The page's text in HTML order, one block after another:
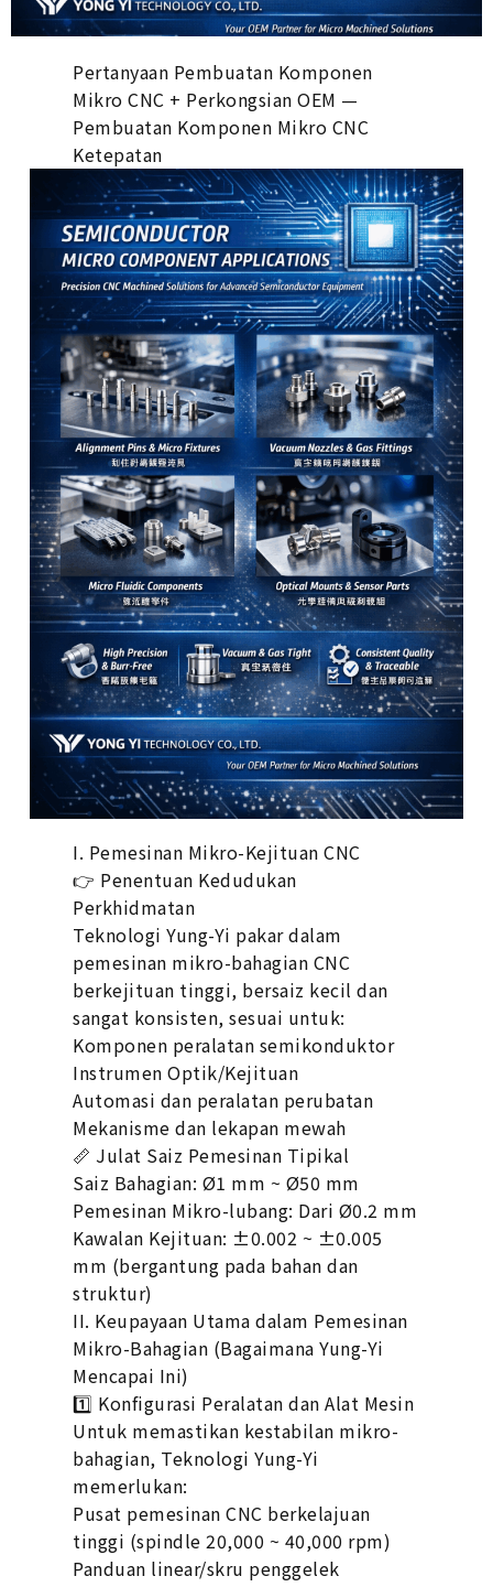
Pertanyaan Pembuatan Komponen
Mikro CNC + Perkongsian OEM —
Pembuatan Komponen Mikro CNC
Ketepatan
I. Pemesinan Mikro-Kejituan CNC
👉 Penentuan Kedudukan
Perkhidmatan
Teknologi Yung-Yi pakar dalam
pemesinan mikro-bahagian CNC
berkejituan tinggi, bersaiz kecil dan
sangat konsisten, sesuai untuk:
Komponen peralatan semikonduktor
Instrumen Optik/Kejituan
Automasi dan peralatan perubatan
Mekanisme dan lekapan mewah
📏 Julat Saiz Pemesinan Tipikal
Saiz Bahagian: Ø1 mm ~ Ø50 mm
Pemesinan Mikro-lubang: Dari Ø0.2 mm
Kawalan Kejituan: ±0.002 ~ ±0.005
mm (bergantung pada bahan dan
struktur)
II. Keupayaan Utama dalam Pemesinan
Mikro-Bahagian (Bagaimana Yung-Yi
Mencapai Ini)
1️⃣ Konfigurasi Peralatan dan Alat Mesin
Untuk memastikan kestabilan mikro-
bahagian, Teknologi Yung-Yi
memerlukan:
Pusat pemesinan CNC berkelajuan
tinggi (spindle 20,000 ~ 40,000 rpm)
Panduan linear/skru penggelek